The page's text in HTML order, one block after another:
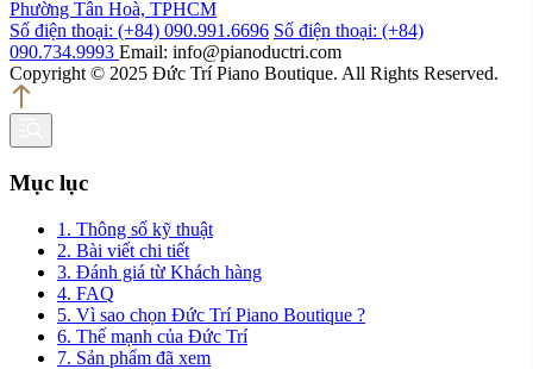
Phường Tân Hoà, TPHCM
Số điện thoại: (+84) 090.991.6696 Số điện thoại: (+84)
090.734.9993 Email: info@pianoductri.com
Copyright © 2025 Đức Trí Piano Boutique. All Rights Reserved.
Mục lục
1. Thông số kỹ thuật
2. Bài viết chi tiết
3. Đánh giá từ Khách hàng
4. FAQ
5. Vì sao chọn Đức Trí Piano Boutique ?
6. Thế mạnh của Đức Trí
7. Sản phẩm đã xem